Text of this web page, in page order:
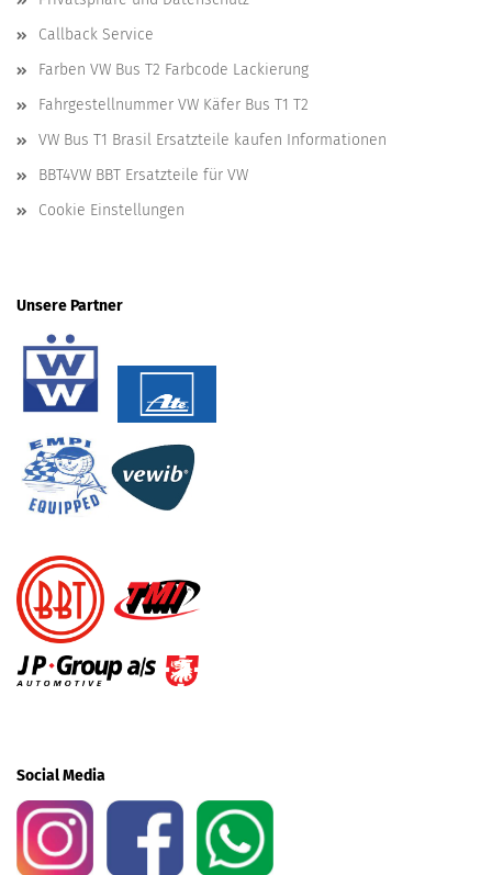
Callback Service
Farben VW Bus T2 Farbcode Lackierung
Fahrgestellnummer VW Käfer Bus T1 T2
VW Bus T1 Brasil Ersatzteile kaufen Informationen
BBT4VW BBT Ersatzteile für VW
Cookie Einstellungen
Unsere Partner
Social Media